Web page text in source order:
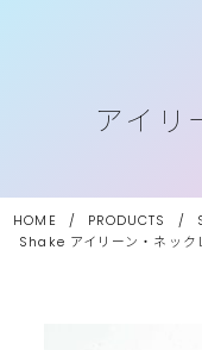
アイリ
HOME / PRODUCTS /
Shake アイリーン・ネック